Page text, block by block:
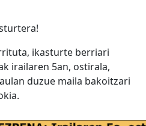
ikasturte berriari
irailaren 5an, ostirala,
duzue maila bakoitzari